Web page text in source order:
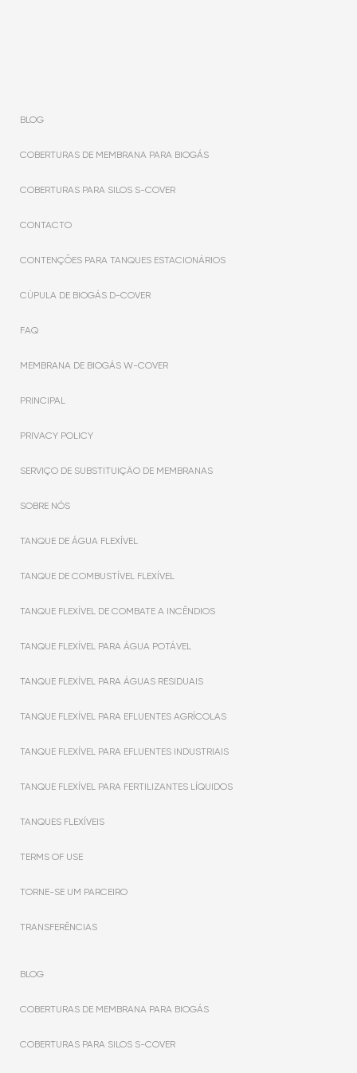
BLOG
COBERTURAS DE MEMBRANA PARA BIOGÁS
COBERTURAS PARA SILOS S-COVER
CONTACTO
CONTENÇÕES PARA TANQUES ESTACIONÁRIOS
CÚPULA DE BIOGÁS D-COVER
FAQ
MEMBRANA DE BIOGÁS W-COVER
PRINCIPAL
PRIVACY POLICY
SERVIÇO DE SUBSTITUIÇÃO DE MEMBRANAS
SOBRE NÓS
TANQUE DE ÁGUA FLEXÍVEL
TANQUE DE COMBUSTÍVEL FLEXÍVEL
TANQUE FLEXÍVEL DE COMBATE A INCÊNDIOS
TANQUE FLEXÍVEL PARA ÁGUA POTÁVEL
TANQUE FLEXÍVEL PARA ÁGUAS RESIDUAIS
TANQUE FLEXÍVEL PARA EFLUENTES AGRÍCOLAS
TANQUE FLEXÍVEL PARA EFLUENTES INDUSTRIAIS
TANQUE FLEXÍVEL PARA FERTILIZANTES LÍQUIDOS
TANQUES FLEXÍVEIS
TERMS OF USE
TORNE-SE UM PARCEIRO
TRANSFERÊNCIAS
BLOG
COBERTURAS DE MEMBRANA PARA BIOGÁS
COBERTURAS PARA SILOS S-COVER